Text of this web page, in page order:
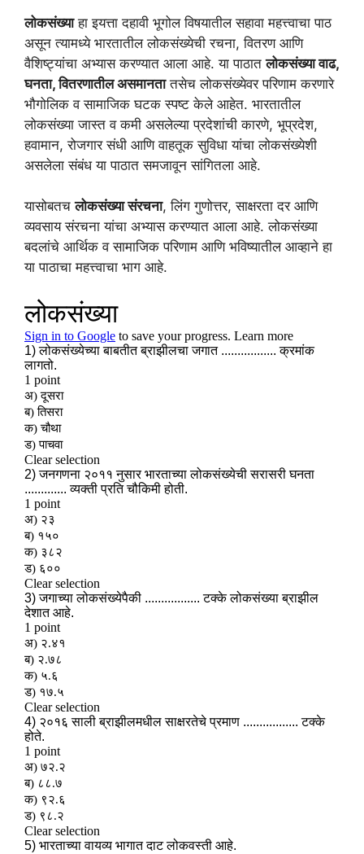
लोकसंख्याहा इयत्ता दहावी भूगोल विषयातील सहावा महत्त्वाचा पाठ
असून त्यामध्ये भारतातील लोकसंख्येची रचना, वितरण आणि
वैशिष्ट्यांचा अभ्यास करण्यात आला आहे. या पाठातलोकसंख्या वाढ,
घनता, वितरणातील असमानतातसेच लोकसंख्येवर परिणाम करणारे
भौगोलिक व सामाजिक घटक स्पष्ट केले आहेत. भारतातील
लोकसंख्या जास्त व कमी असलेल्या प्रदेशांची कारणे, भूप्रदेश,
हवामान, रोजगार संधी आणि वाहतूक सुविधा यांचा लोकसंख्येशी
असलेला संबंध या पाठात समजावून सांगितला आहे.
यासोबतचलोकसंख्या संरचना, लिंग गुणोत्तर, साक्षरता दर आणि
व्यवसाय संरचना यांचा अभ्यास करण्यात आला आहे. लोकसंख्या
बदलांचे आर्थिक व सामाजिक परिणाम आणि भविष्यातील आव्हाने हा
या पाठाचा महत्त्वाचा भाग आहे.